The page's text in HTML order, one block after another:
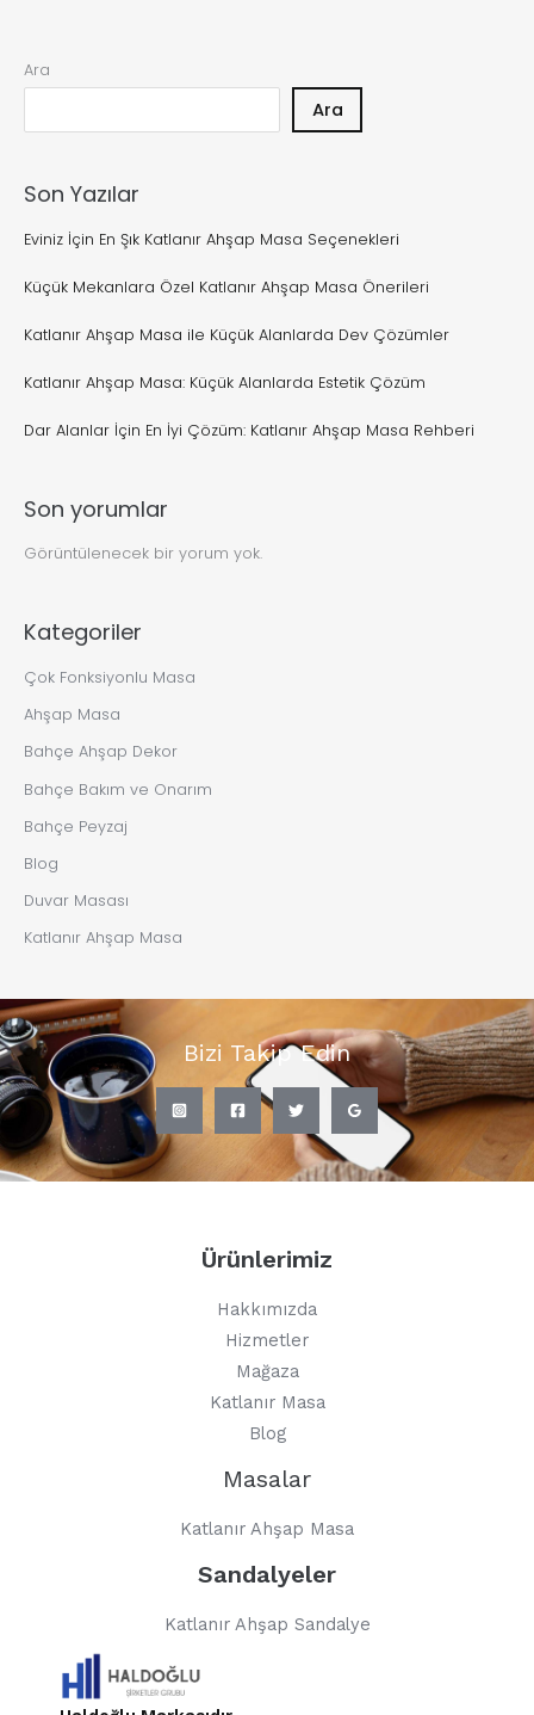
Ara
Ara
Son Yazılar
Eviniz İçin En Şık Katlanır Ahşap Masa Seçenekleri
Küçük Mekanlara Özel Katlanır Ahşap Masa Önerileri
Katlanır Ahşap Masa ile Küçük Alanlarda Dev Çözümler
Katlanır Ahşap Masa: Küçük Alanlarda Estetik Çözüm
Dar Alanlar İçin En İyi Çözüm: Katlanır Ahşap Masa Rehberi
Son yorumlar
Görüntülenecek bir yorum yok.
Kategoriler
Çok Fonksiyonlu Masa
Ahşap Masa
Bahçe Ahşap Dekor
Bahçe Bakım ve Onarım
Bahçe Peyzaj
Blog
Duvar Masası
Katlanır Ahşap Masa
Bizi Takip Edin
Ürünlerimiz
Hakkımızda
Hizmetler
Mağaza
Katlanır Masa
Blog
Masalar
Katlanır Ahşap Masa
Sandalyeler
Katlanır Ahşap Sandalye